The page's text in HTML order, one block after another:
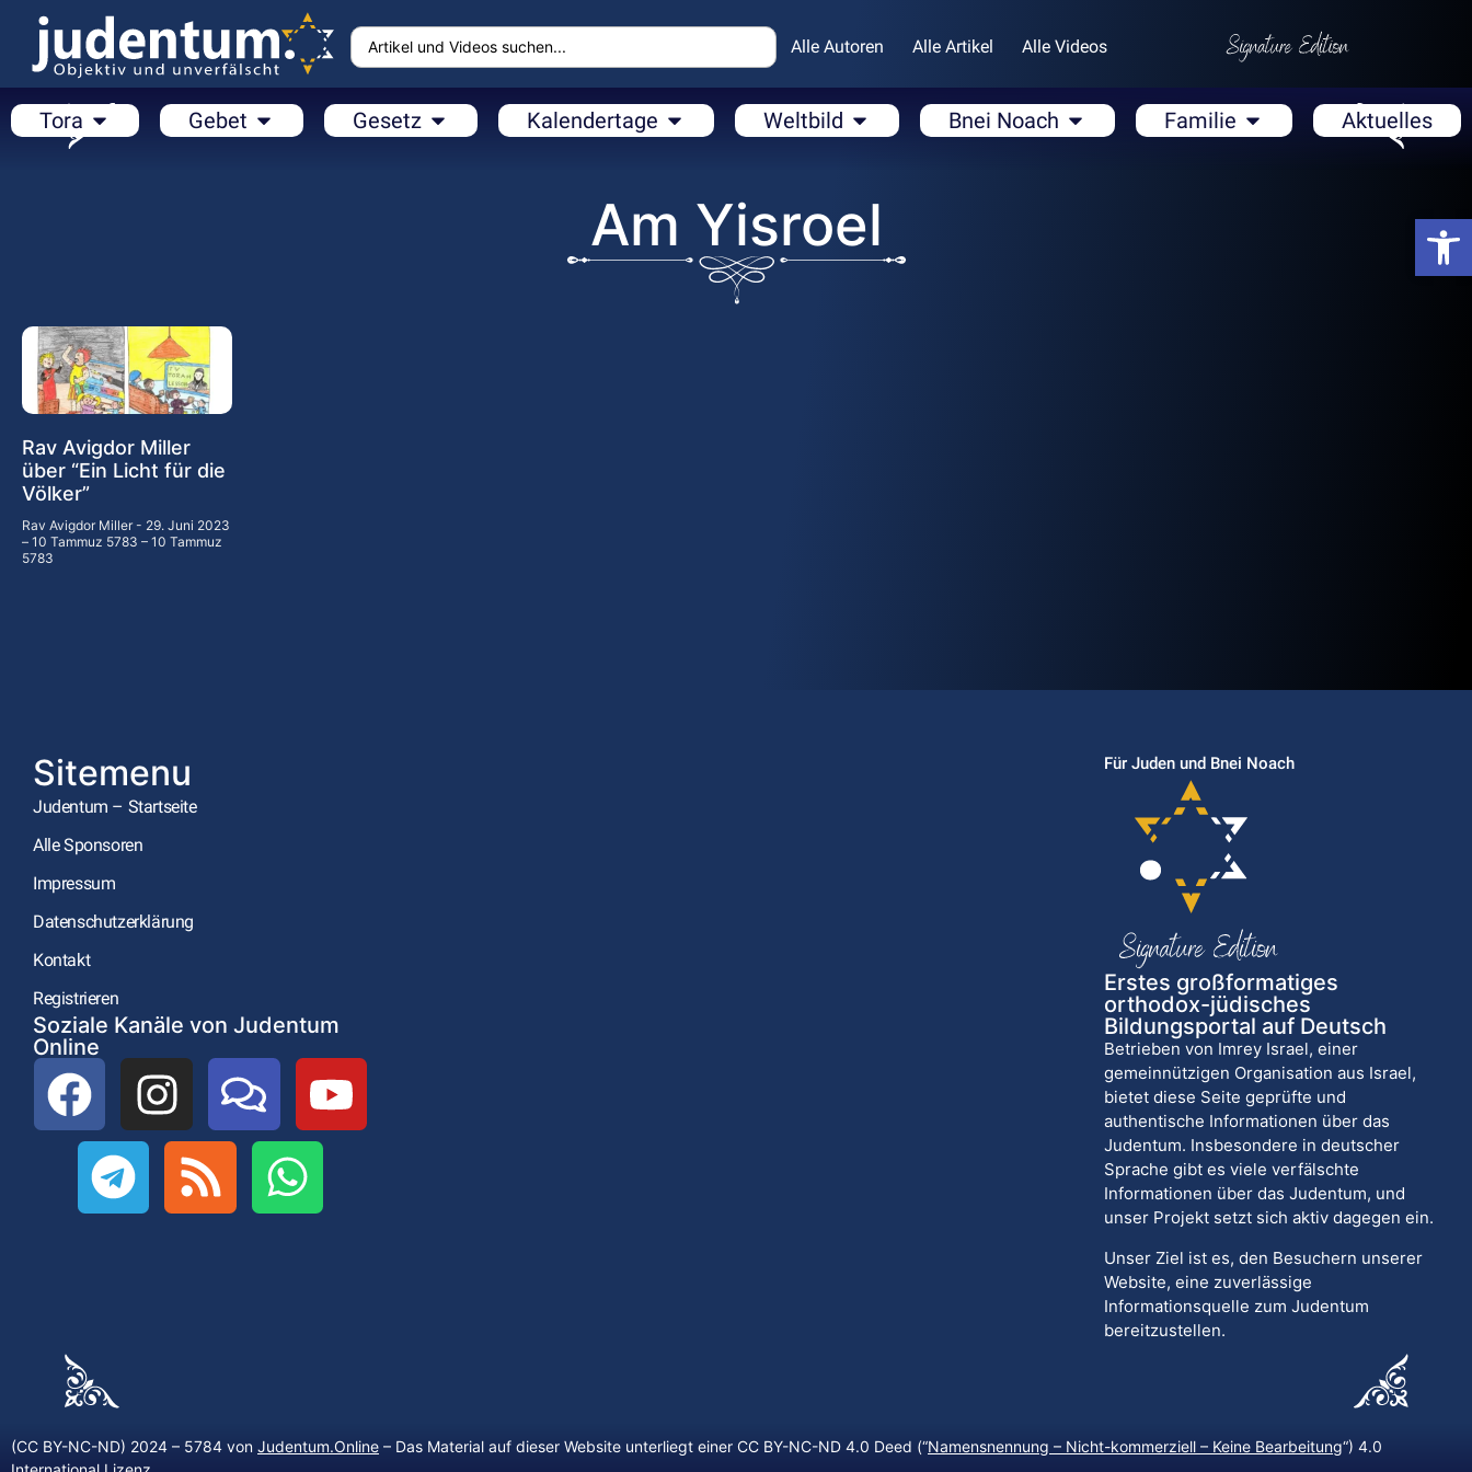
Alle Autoren Alle Artikel Alle Videos
Tora Gebet Gesetz Kalendertage Weltbild Bnei Noach Familie Aktuelles
Am Yisroel
Rav Avigdor Miller
über “Ein Licht für die
Völker”
Rav Avigdor Miller
29. Juni 2023
– 10 Tammuz 5783 – 10 Tammuz
5783
Sitemenu
Judentum – Startseite
Alle Sponsoren
Impressum
Datenschutzerklärung
Kontakt
Registrieren
Soziale Kanäle von Judentum
Online
Für Juden und Bnei Noach
Erstes großformatiges
orthodox-jüdisches
Bildungsportal auf Deutsch
Betrieben von Imrey Israel, einer
gemeinnützigen Organisation aus Israel,
bietet diese Seite geprüfte und
authentische Informationen über das
Judentum. Insbesondere in deutscher
Sprache gibt es viele verfälschte
Informationen über das Judentum, und
unser Projekt setzt sich aktiv dagegen ein.
Unser Ziel ist es, den Besuchern unserer
Website, eine zuverlässige
Informationsquelle zum Judentum
bereitzustellen.
(CC BY-NC-ND) 2024 – 5784 von Judentum.Online – Das Material auf dieser Website unterliegt einer CC BY-NC-ND 4.0 Deed (“Namensnennung – Nicht-kommerziell – Keine Bearbeitung“) 4.0